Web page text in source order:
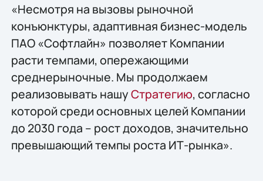
«Несмотря на вызовы рыночной
конъюнктуры, адаптивная бизнес-модель
ПАО «Софтлайн» позволяет Компании
расти темпами, опережающими
среднерыночные. Мы продолжаем
реализовывать нашуСтратегию, согласно
которой среди основных целей Компании
до 2030 года – рост доходов, значительно
превышающий темпы роста ИТ-рынка».